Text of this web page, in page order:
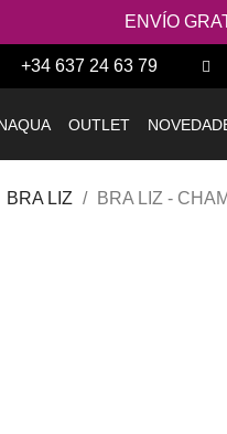
ENVÍO
+34 637 24 63 79
OUTLET
BRA LIZ BRA LIZ -